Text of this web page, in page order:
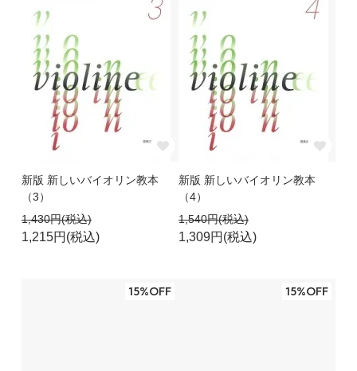
新版 新しいバイオリン教本
（3）
1,430円(税込)
1,215円(税込)
新版 新しいバイオリン教本
（4）
1,540円(税込)
1,309円(税込)
15%OFF 15%OFF